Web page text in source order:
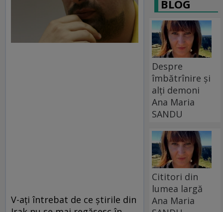
V-aţi întrebat de ce ştirile din
BLOG
Despre
îmbătrînire și
alți demoni
Ana Maria
SANDU
Cititori din
lumea largă
Ana Maria